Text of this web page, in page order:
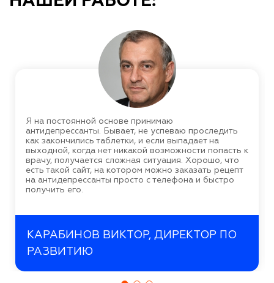
Я на постоянной основе принимаю
антидепрессанты. Бывает, не успеваю проследить
как закончились таблетки, и если выпадает на
выходной, когда нет никакой возможности попасть к
врачу, получается сложная ситуация. Хорошо, что
есть такой сайт, на котором можно заказать рецепт
на антидепрессанты просто с телефона и быстро
получить его.
КАРАБИНОВ ВИКТОР, ДИРЕКТОР ПО
РАЗВИТИЮ